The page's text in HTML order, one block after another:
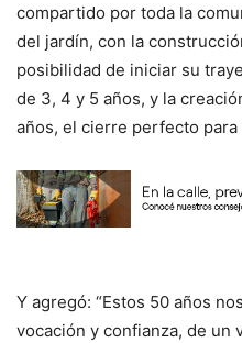
compartido por toda la
del jardín, con la
posibilidad de iniciar su
de 3, 4 y 5 años, y la
años, el cierre perfecto para
Y agregó: “Estos 50 años
vocación y confianza, de un